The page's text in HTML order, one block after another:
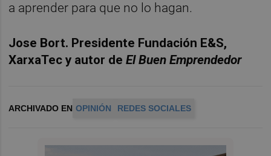
a aprender para que no lo hagan.
Jose Bort. Presidente Fundación E&S,
XarxaTec y autor deEl Buen Emprendedor
ARCHIVADO EN OPINIÓN REDES SOCIALES